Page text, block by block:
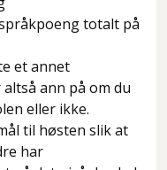
totalt på
et annet
ann på om du
eller ikke.
til høsten slik at
har